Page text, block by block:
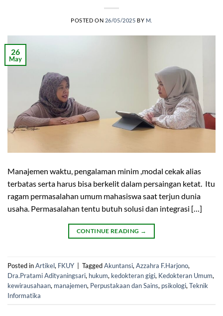
POSTED ON 26/05/2025 BY M.
26
May
Manajemen waktu, pengalaman minim ,modal cekak alias
terbatas serta harus bisa berkelit dalam persaingan ketat. Itu
ragam permasalahan umum mahasiswa saat terjun dunia
usaha. Permasalahan tentu butuh solusi dan integrasi […]
CONTINUE READING →
Posted inArtikel, FKUY TaggedAkuntansi, Azzahra F.Harjono,
Dra.Pratami Adityaningsari, hukum, kedokteran gigi, Kedokteran Umum,
kewirausahaan, manajemen, Perpustakaan dan Sains, psikologi, Teknik
Informatika